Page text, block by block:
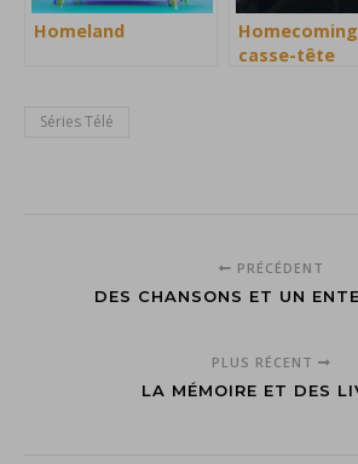
Homeland
casse-tête
Séries Télé
PRÉCÉDENT
DES CHANSONS ET UN
PLUS RÉCENT
LA MÉMOIRE ET DES